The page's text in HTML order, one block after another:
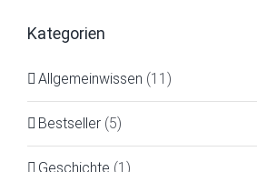
Kategorien
Allgemeinwissen (11)
Bestseller (5)
Geschichte (1)